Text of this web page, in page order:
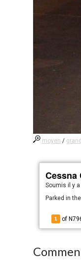
moyen / grand
Cessna
Soumisil y
Parked in
1 of